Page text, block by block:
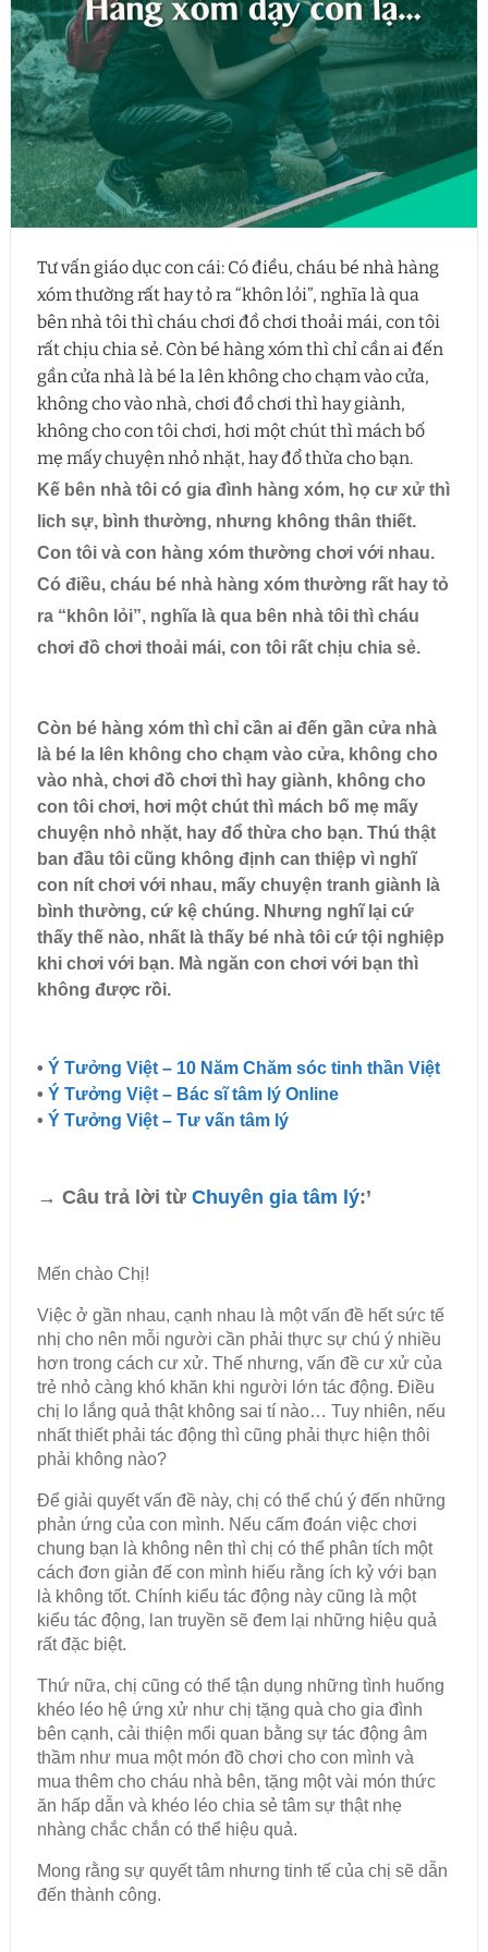
Tư vấn giáo dục con cái: Có điều, cháu bé nhà hàng
xóm thường rất hay tỏ ra “khôn lỏi”, nghĩa là qua
bên nhà tôi thì cháu chơi đồ chơi thoải mái, con tôi
rất chịu chia sẻ. Còn bé hàng xóm thì chỉ cần ai đến
gần cửa nhà là bé la lên không cho chạm vào cửa,
không cho vào nhà, chơi đồ chơi thì hay giành,
không cho con tôi chơi, hơi một chút thì mách bố
mẹ mấy chuyện nhỏ nhặt, hay đổ thừa cho bạn.
Kế bên nhà tôi có gia đình hàng xóm, họ cư xử thì
lich sự, bình thường, nhưng không thân thiết.
Con tôi và con hàng xóm thường chơi với nhau.
Có điều, cháu bé nhà hàng xóm thường rất hay tỏ
ra “khôn lỏi”, nghĩa là qua bên nhà tôi thì cháu
chơi đồ chơi thoải mái, con tôi rất chịu chia sẻ.
Còn bé hàng xóm thì chỉ cần ai đến gần cửa nhà
là bé la lên không cho chạm vào cửa, không cho
vào nhà, chơi đồ chơi thì hay giành, không cho
con tôi chơi, hơi một chút thì mách bố mẹ mấy
chuyện nhỏ nhặt, hay đổ thừa cho bạn. Thú thật
ban đầu tôi cũng không định can thiệp vì nghĩ
con nít chơi với nhau, mấy chuyện tranh giành là
bình thường, cứ kệ chúng. Nhưng nghĩ lại cứ
thấy thế nào, nhất là thấy bé nhà tôi cứ tội nghiệp
khi chơi với bạn. Mà ngăn con chơi với bạn thì
không được rồi.
• Ý Tưởng Việt – 10 Năm Chăm sóc tinh thần Việt
• Ý Tưởng Việt – Bác sĩ tâm lý Online
• Ý Tưởng Việt – Tư vấn tâm lý
→ Câu trả lời từ Chuyên gia tâm lý:’
Mến chào Chị!
Việc ở gần nhau, cạnh nhau là một vấn đề hết sức tế
nhị cho nên mỗi người cần phải thực sự chú ý nhiều
hơn trong cách cư xử. Thế nhưng, vấn đề cư xử của
trẻ nhỏ càng khó khăn khi người lớn tác động. Điều
chị lo lắng quả thật không sai tí nào… Tuy nhiên, nếu
nhất thiết phải tác động thì cũng phải thực hiện thôi
phải không nào?
Để giải quyết vấn đề này, chị có thể chú ý đến những
phản ứng của con mình. Nếu cấm đoán việc chơi
chung bạn là không nên thì chị có thể phân tích một
cách đơn giản đế con mình hiếu rằng ích kỷ với bạn
là không tốt. Chính kiểu tác động này cũng là một
kiểu tác động, lan truyền sẽ đem lại những hiệu quả
rất đặc biệt.
Thứ nữa, chị cũng có thể tận dụng những tình huống
khéo léo hệ ứng xử như chị tặng quà cho gia đình
bên cạnh, cải thiện mổi quan bằng sự tác động âm
thầm như mua một món đồ chơi cho con mình và
mua thêm cho cháu nhà bên, tặng một vài món thức
ăn hấp dẫn và khéo léo chia sẻ tâm sự thật nhẹ
nhàng chắc chắn có thể hiệu quả.
Mong rằng sự quyết tâm nhưng tinh tế của chị sẽ dẫn
đến thành công.